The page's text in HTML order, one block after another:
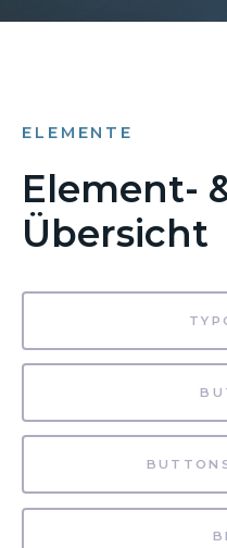
ELEMENTE
Element-
Übersicht